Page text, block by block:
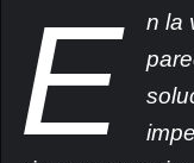
E
n la